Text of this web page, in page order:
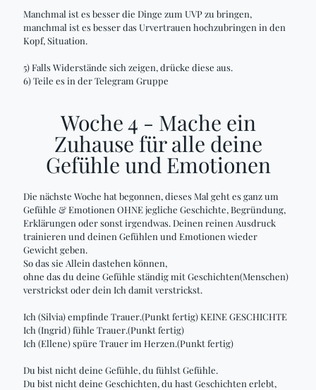
Manchmal ist es besser die Dinge zum UVP zu bringen,
manchmal ist es besser das Urvertrauen hochzubringen in den
Kopf, Situation.
5) Falls Widerstände sich zeigen, drücke diese aus.
6) Teile es in der Telegram Gruppe
Woche 4 - Mache ein
Zuhause für alle deine
Gefühle und Emotionen
Die nächste Woche hat begonnen, dieses Mal geht es ganz um
Gefühle & Emotionen OHNE jegliche Geschichte, Begründung,
Erklärungen oder sonst irgendwas. Deinen reinen Ausdruck
trainieren und deinen Gefühlen und Emotionen wieder
Gewicht geben.
So das sie Allein dastehen können,
ohne das du deine Gefühle ständig mit Geschichten(Menschen)
verstrickst oder dein Ich damit verstrickst.
Ich (Silvia) empfinde Trauer.(Punkt fertig) KEINE GESCHICHTE
Ich (Ingrid) fühle Trauer.(Punkt fertig)
Ich (Ellene) spüre Trauer im Herzen.(Punkt fertig)
Du bist nicht deine Gefühle, du fühlst Gefühle.
Du bist nicht deine Geschichten, du hast Geschichten erlebt,